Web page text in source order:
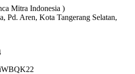
Mitra Indonesia )
Pd. Aren, Kota Tangerang Selatan,